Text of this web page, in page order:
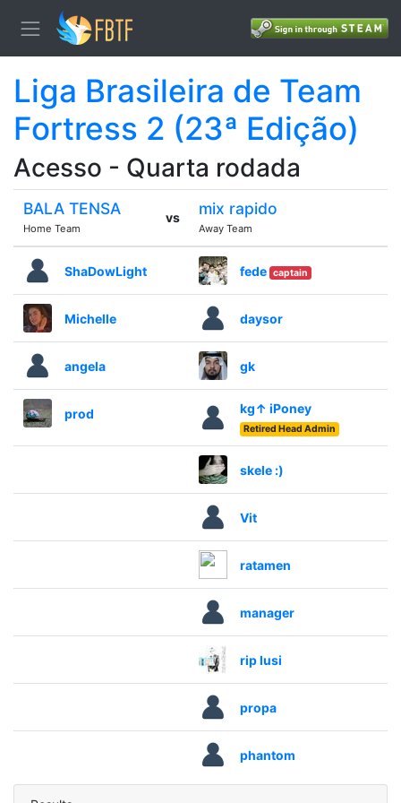
Liga Brasileira de Team
Fortress 2 (23ª Edição)
Acesso - Quarta rodada
BALA TENSA
Home Team
vs mix rapido
Away Team
ShaDowLight fede captain
Michelle daysor
angela gk
prod kg↑ iPoney
Retired Head Admin
skele :)
Vit
ratamen
manager
rip lusi
propa
phantom